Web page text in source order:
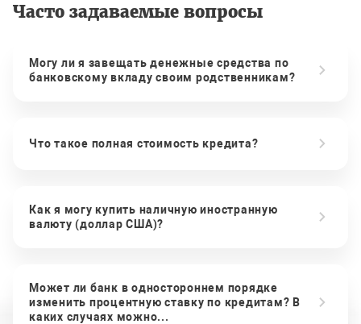
Часто задаваемые вопросы
Могу ли я завещать денежные средства по
банковскому вкладу своим родственникам?
Что такое полная стоимость кредита?
Как я могу купить наличную иностранную
валюту (доллар США)?
Может ли банк в одностороннем порядке
изменить процентную ставку по кредитам? В
каких случаях можно...